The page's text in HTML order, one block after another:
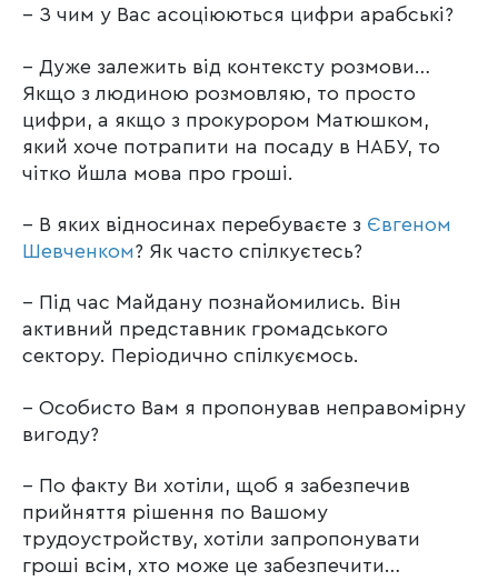
– З чим у Вас асоціюються цифри арабські?
– Дуже залежить від контексту розмови…
Якщо з людиною розмовляю, то просто
цифри, а якщо з прокурором Матюшком,
який хоче потрапити на посаду в НАБУ, то
чітко йшла мова про гроші.
– В яких відносинах перебуваєте з Євгеном
Шевченком? Як часто спілкуєтесь?
– Під час Майдану познайомились. Він
активний представник громадського
сектору. Періодично спілкуємось.
– Особисто Вам я пропонував неправомірну
вигоду?
– По факту Ви хотіли, щоб я забезпечив
прийняття рішення по Вашому
трудоустройству, хотіли запропонувати
гроші всім, хто може це забезпечити…